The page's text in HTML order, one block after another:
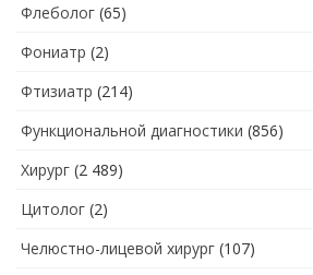
Флеболог (65)
Фониатр (2)
Фтизиатр (214)
Функциональной диагностики (856)
Хирург (2 489)
Цитолог (2)
Челюстно-лицевой хирург (107)